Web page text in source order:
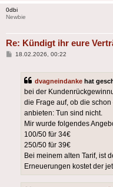
0dbi
Newbie
Re: Kündigt ihr eure
Beitrag
18.02.2026, 00:22
dvagneindanke hat
bei der
die Frage auf, ob die
anbieten: Tun sind nicht.
Mir wurde folgendes
100/50 für 34€
250/50 für 39€
Bei meinem alten Tarif, ist
Erneuerungen kostet der